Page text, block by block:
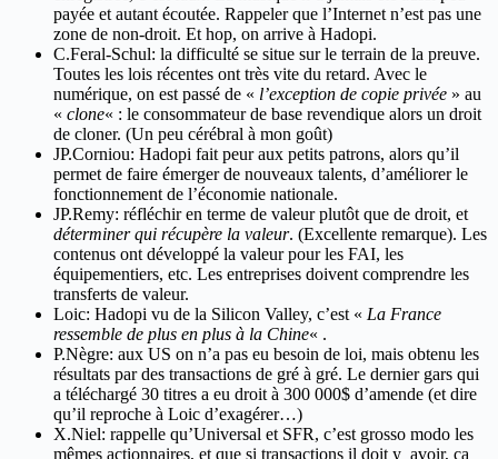
payée et autant écoutée. Rappeler que l’Internet n’est pas une
zone de non-droit. Et hop, on arrive à Hadopi.
C.Feral-Schul: la difficulté se situe sur le terrain de la preuve.
Toutes les lois récentes ont très vite du retard. Avec le
numérique, on est passé de « l’exception de copie privée » au
« clone« : le consommateur de base revendique alors un droit
de cloner. (Un peu cérébral à mon goût)
JP.Corniou: Hadopi fait peur aux petits patrons, alors qu’il
permet de faire émerger de nouveaux talents, d’améliorer le
fonctionnement de l’économie nationale.
JP.Remy: réfléchir en terme de valeur plutôt que de droit, et
déterminer qui récupère la valeur. (Excellente remarque). Les
contenus ont développé la valeur pour les FAI, les
équipementiers, etc. Les entreprises doivent comprendre les
transferts de valeur.
Loic: Hadopi vu de la Silicon Valley, c’est « La France
ressemble de plus en plus à la Chine« .
P.Nègre: aux US on n’a pas eu besoin de loi, mais obtenu les
résultats par des transactions de gré à gré. Le dernier gars qui
a téléchargé 30 titres a eu droit à 300 000$ d’amende (et dire
qu’il reproche à Loic d’exagérer…)
X.Niel: rappelle qu’Universal et SFR, c’est grosso modo les
mêmes actionnaires, et que si transactions il doit y avoir, ca